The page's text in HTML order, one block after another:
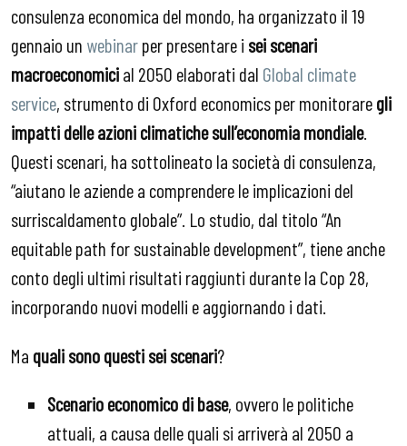
consulenza economica del mondo, ha organizzato il 19
gennaio un webinarper presentare i sei scenari
macroeconomicial 2050 elaborati dal Global climate
service, strumento di Oxford economics per monitoraregli
impatti delle azioni climatiche sull’economia mondiale.
Questi scenari, ha sottolineato la società di consulenza,
“aiutano le aziende a comprendere le implicazioni del
surriscaldamento globale”. Lo studio, dal titolo “An
equitable path for sustainable development”, tiene anche
conto degli ultimi risultati raggiunti durante la Cop 28,
incorporando nuovi modelli e aggiornando i dati.
Ma quali sono questi sei scenari?
Scenario economico di base, ovvero le politiche
attuali, a causa delle quali si arriverà al 2050 a